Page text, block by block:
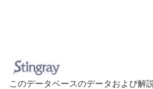
このデータベースのデータおよび解